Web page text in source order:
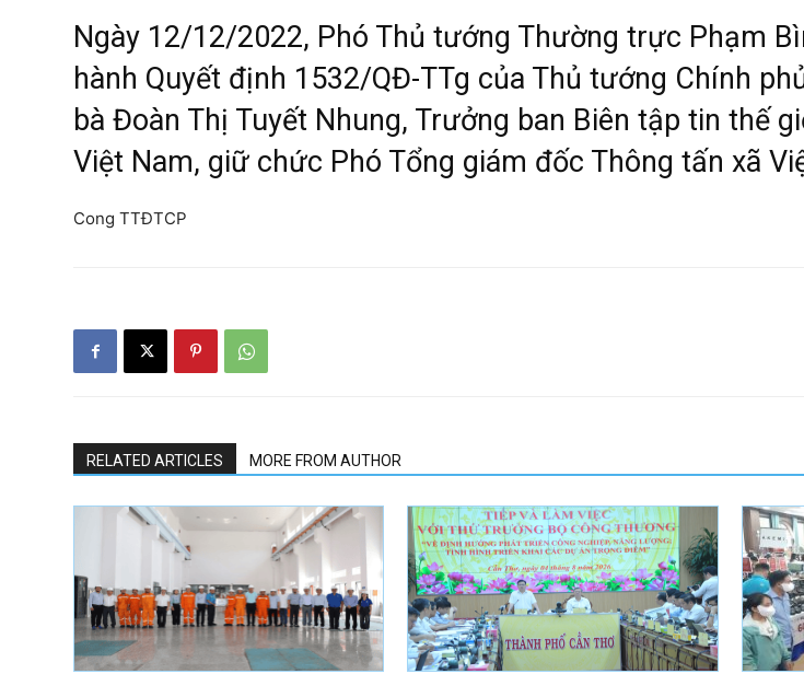
Ngày 12/12/2022, Phó Thủ tướng Thường trực Phạm
hành Quyết định 1532/QĐ-TTg của Thủ tướng Chính
bà Đoàn Thị Tuyết Nhung, Trưởng ban Biên tập tin thế
Việt Nam, giữ chức Phó Tổng giám đốc Thông tấn xã
Cong TTĐTCP
RELATED ARTICLES MORE FROM AUTHOR